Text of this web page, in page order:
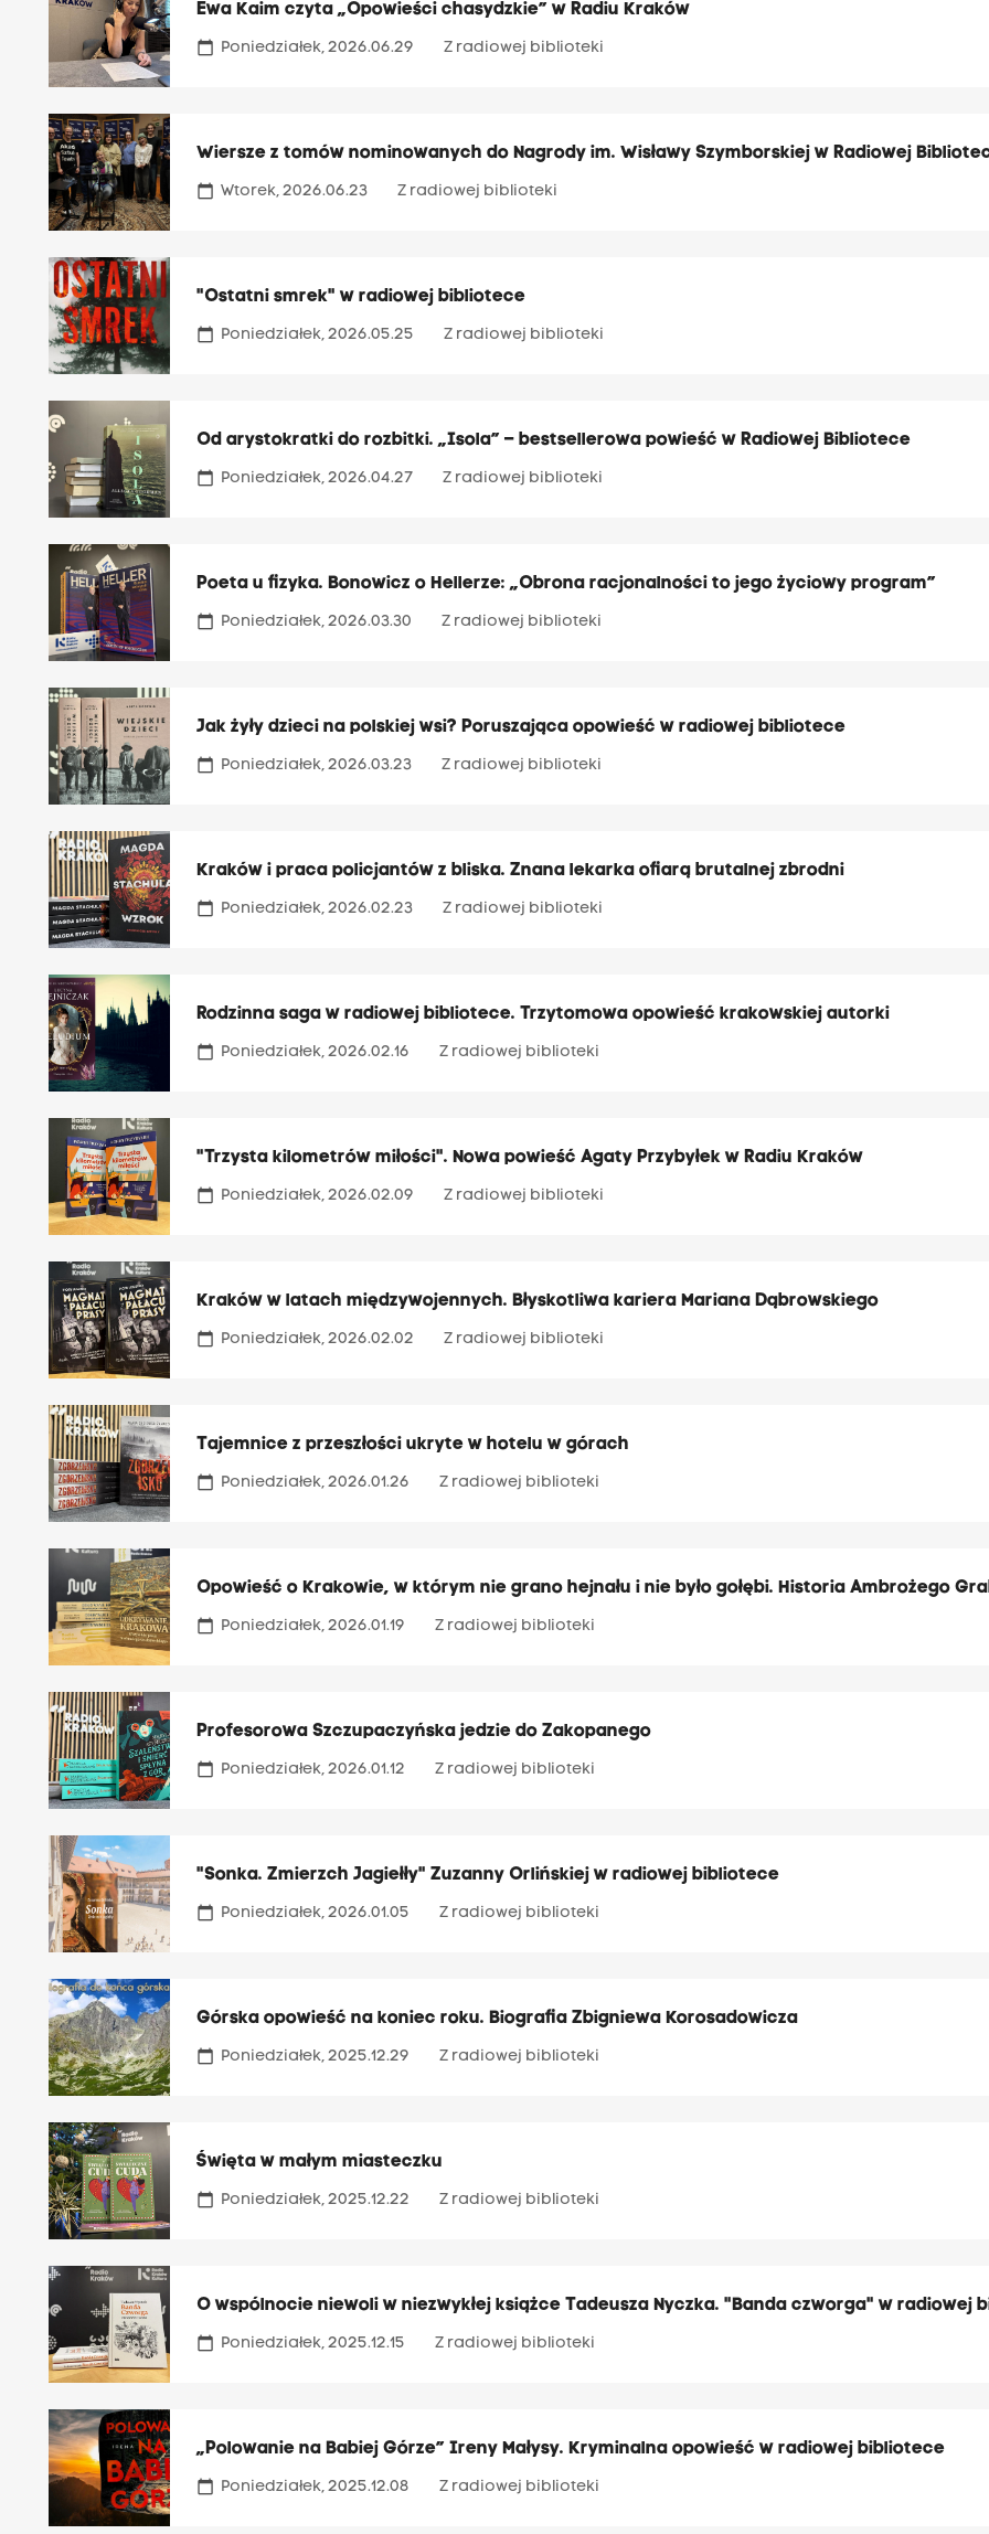
Ewa Kaim czyta „Opowieści chasydzkie” w Radiu Kraków
calendar_today Poniedziałek, 2026.06.29 Z radiowej biblioteki
Wiersze z tomów nominowanych do Nagrody im. Wisławy Szymborskiej w Radiowej
calendar_today Wtorek, 2026.06.23 Z radiowej biblioteki
"Ostatni smrek" w radiowej bibliotece
calendar_today Poniedziałek, 2026.05.25 Z radiowej biblioteki
Od arystokratki do rozbitki. „Isola” – bestsellerowa powieść w Radiowej Bibliotece
calendar_today Poniedziałek, 2026.04.27 Z radiowej biblioteki
Poeta u fizyka. Bonowicz o Hellerze: „Obrona racjonalności to jego życiowy program”
calendar_today Poniedziałek, 2026.03.30 Z radiowej biblioteki
Jak żyły dzieci na polskiej wsi? Poruszająca opowieść w radiowej bibliotece
calendar_today Poniedziałek, 2026.03.23 Z radiowej biblioteki
Kraków i praca policjantów z bliska. Znana lekarka ofiarą brutalnej zbrodni
calendar_today Poniedziałek, 2026.02.23 Z radiowej biblioteki
Rodzinna saga w radiowej bibliotece. Trzytomowa opowieść krakowskiej autorki
calendar_today Poniedziałek, 2026.02.16 Z radiowej biblioteki
"Trzysta kilometrów miłości". Nowa powieść Agaty Przybyłek w Radiu Kraków
calendar_today Poniedziałek, 2026.02.09 Z radiowej biblioteki
Kraków w latach międzywojennych. Błyskotliwa kariera Mariana Dąbrowskiego
calendar_today Poniedziałek, 2026.02.02 Z radiowej biblioteki
Tajemnice z przeszłości ukryte w hotelu w górach
calendar_today Poniedziałek, 2026.01.26 Z radiowej biblioteki
Opowieść o Krakowie, w którym nie grano hejnału i nie było gołębi. Historia Ambrożego
calendar_today Poniedziałek, 2026.01.19 Z radiowej biblioteki
Profesorowa Szczupaczyńska jedzie do Zakopanego
calendar_today Poniedziałek, 2026.01.12 Z radiowej biblioteki
"Sonka. Zmierzch Jagiełły" Zuzanny Orlińskiej w radiowej bibliotece
calendar_today Poniedziałek, 2026.01.05 Z radiowej biblioteki
Górska opowieść na koniec roku. Biografia Zbigniewa Korosadowicza
calendar_today Poniedziałek, 2025.12.29 Z radiowej biblioteki
Święta w małym miasteczku
calendar_today Poniedziałek, 2025.12.22 Z radiowej biblioteki
O wspólnocie niewoli w niezwykłej książce Tadeusza Nyczka. "Banda czworga" w radiowej
calendar_today Poniedziałek, 2025.12.15 Z radiowej biblioteki
„Polowanie na Babiej Górze” Ireny Małysy. Kryminalna opowieść w radiowej bibliotece
calendar_today Poniedziałek, 2025.12.08 Z radiowej biblioteki